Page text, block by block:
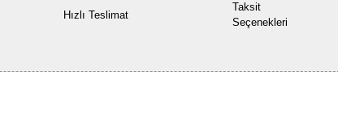
Hızlı Teslimat
Taksit
Seçenekleri